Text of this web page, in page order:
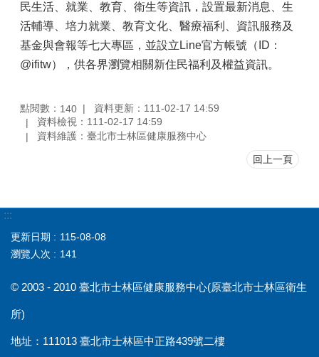
民生活、就業、教育、衛生等資訊，設置最新消息、生
活輔導、培力就業、教育文化、醫療福利、資訊服務及
基金與會報等七大專區，並設立Line官方帳號（ID：
@ifitw），供各界瀏覽相關新住民福利及權益資訊。
點閱數： 140
資料更新：111-02-17 14:59
資料檢視：111-02-17 14:59
資料維護：臺北市士林區健康服務中心
回上一頁
:::
更新日期
115-08-08
瀏覽人次
141
© 2003 - 2010 臺北市士林區健康服務中心(原臺北市士林區衛生
所)
地址：111013 臺北市士林區中正路439號二樓